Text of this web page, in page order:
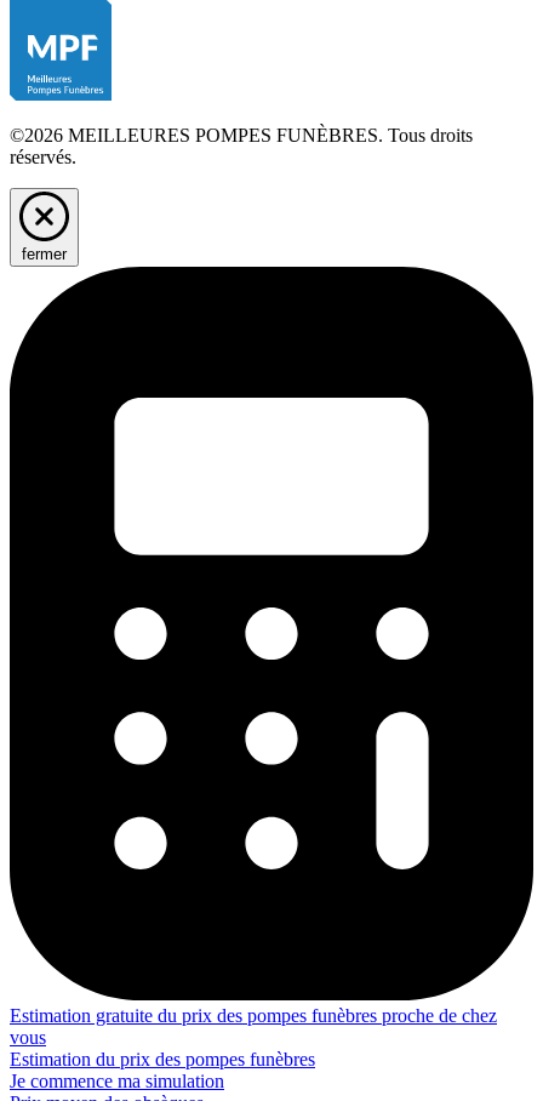
©2026 MEILLEURES POMPES FUNÈBRES. Tous droits
réservés.
fermer
Estimation gratuite du prix des pompes funèbres proche de chez
vous
Estimation du prix des pompes funèbres
Je commence ma simulation